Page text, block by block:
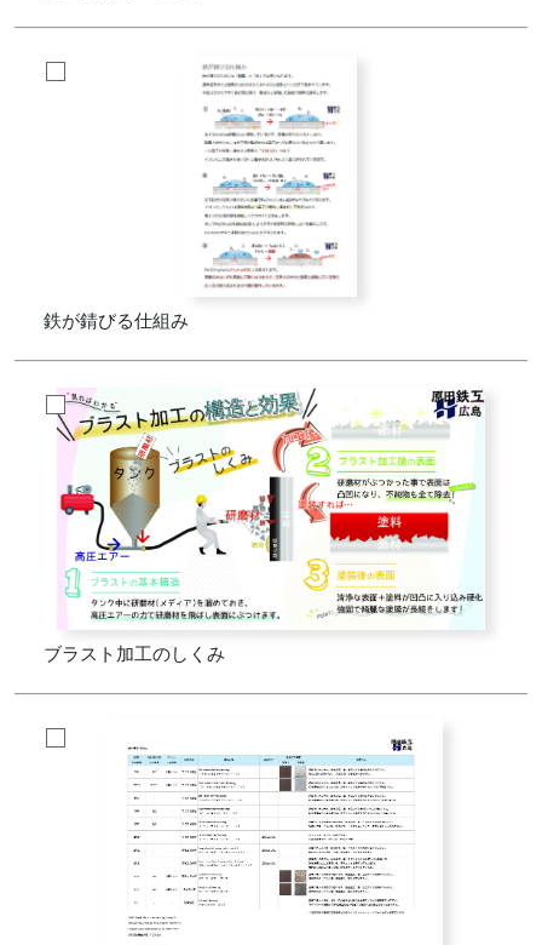
鉄が錆びる仕組み
ブラスト加工のしくみ